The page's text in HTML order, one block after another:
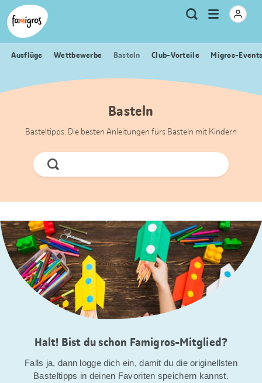
Sprungmarken
Navigation
Header
Logo
Meta
Navigation
Suche
Menu
öffnen
Ausflüge Wettbewerbe Basteln Club-Vorteile Migros-
Basteln
Basteltipps: Die besten Anleitungen fürs Basteln mit Kindern
Jetzt
Suchen
Halt! Bist du schon Famigros-Mitglied?
Falls ja, dann logge dich ein, damit du die originellsten
Basteltipps in deinen Favoriten speichern kannst.